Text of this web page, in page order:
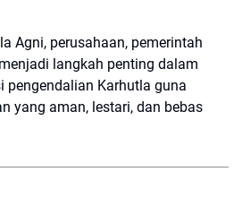
Agni, perusahaan, pemerintah
langkah penting dalam
pengendalian Karhutla guna
yang aman, lestari, dan bebas